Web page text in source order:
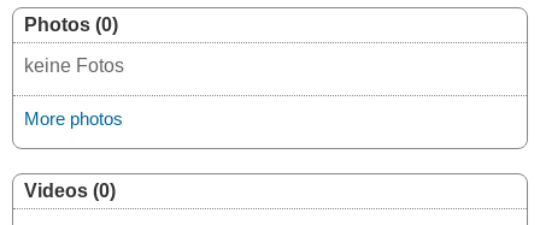
Photos (0)
keine Fotos
More photos
Videos (0)